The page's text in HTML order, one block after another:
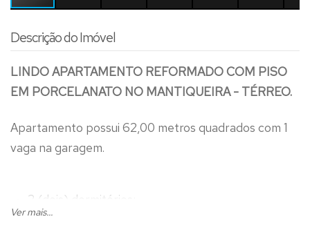
Descrição do Imóvel
LINDO APARTAMENTO REFORMADO COM PISO
EM PORCELANATO NO MANTIQUEIRA - TÉRREO.
Apartamento possui 62,00 metros quadrados com 1
vaga na garagem.
2 (dois) dormitórios;
Sala,
Ver mais...